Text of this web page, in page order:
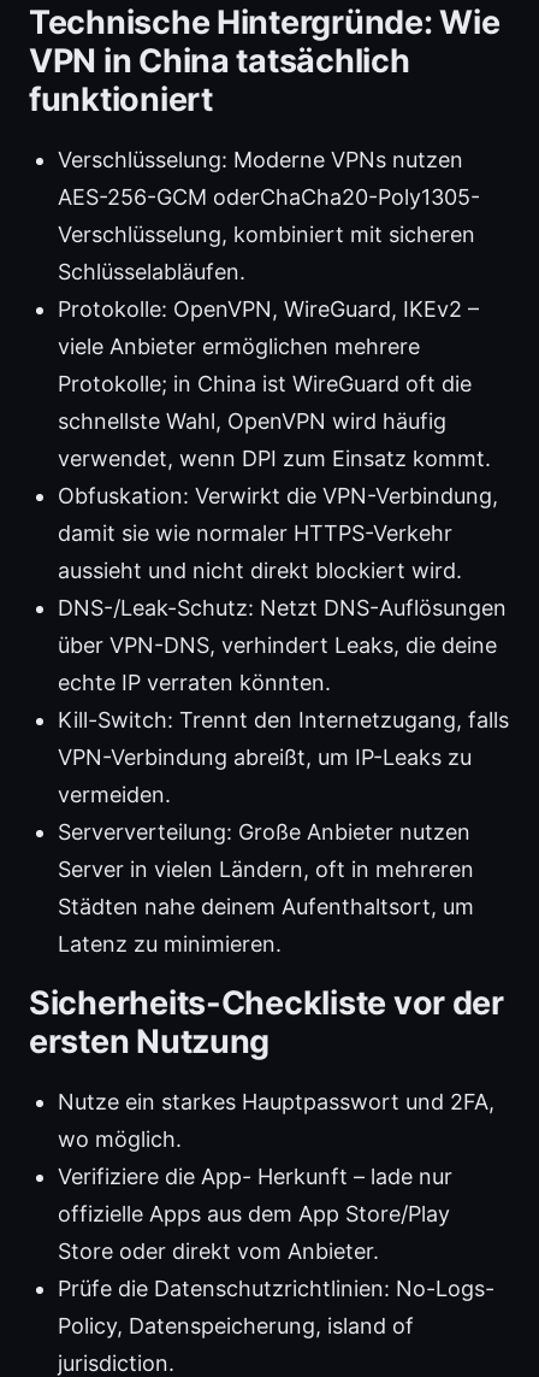
Technische Hintergründe: Wie
VPN in China tatsächlich
funktioniert
Verschlüsselung: Moderne VPNs nutzen
AES-256-GCM oderChaCha20-Poly1305-
Verschlüsselung, kombiniert mit sicheren
Schlüsselabläufen.
Protokolle: OpenVPN, WireGuard, IKEv2 –
viele Anbieter ermöglichen mehrere
Protokolle; in China ist WireGuard oft die
schnellste Wahl, OpenVPN wird häufig
verwendet, wenn DPI zum Einsatz kommt.
Obfuskation: Verwirkt die VPN-Verbindung,
damit sie wie normaler HTTPS-Verkehr
aussieht und nicht direkt blockiert wird.
DNS-/Leak-Schutz: Netzt DNS-Auflösungen
über VPN-DNS, verhindert Leaks, die deine
echte IP verraten könnten.
Kill-Switch: Trennt den Internetzugang, falls
VPN-Verbindung abreißt, um IP-Leaks zu
vermeiden.
Serververteilung: Große Anbieter nutzen
Server in vielen Ländern, oft in mehreren
Städten nahe deinem Aufenthaltsort, um
Latenz zu minimieren.
Sicherheits-Checkliste vor der
ersten Nutzung
Nutze ein starkes Hauptpasswort und 2FA,
wo möglich.
Verifiziere die App- Herkunft – lade nur
offizielle Apps aus dem App Store/Play
Store oder direkt vom Anbieter.
Prüfe die Datenschutzrichtlinien: No-Logs-
Policy, Datenspeicherung, island of
jurisdiction.